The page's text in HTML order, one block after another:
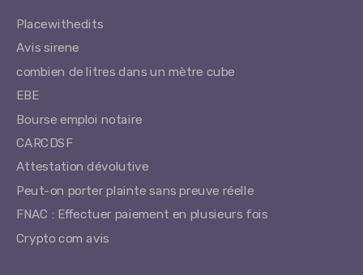
Placewithedits
Avis sirene
combien de litres dans un mètre cube
EBE
Bourse emploi notaire
CARCDSF
Attestation dévolutive
Peut-on porter plainte sans preuve réelle
FNAC : Effectuer paiement en plusieurs fois
Crypto com avis